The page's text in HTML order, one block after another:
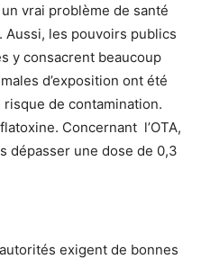
vrai problème de santé
Aussi, les pouvoirs publics
y consacrent beaucoup
d’exposition ont été
de contamination.
Concernant l’OTA,
dépasser une dose de 0,3
exigent de bonnes